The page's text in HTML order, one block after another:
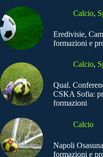
Calcio,
Eredivisie,
formazioni e
Calcio,
Qual.
CSKA Sofia:
formazioni
Calcio
Napoli
formazioni e